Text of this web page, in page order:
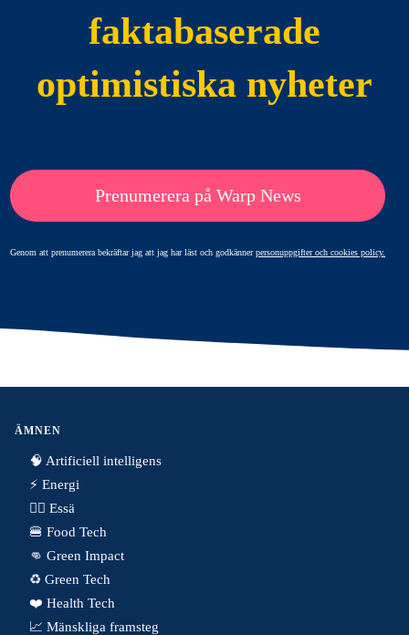
faktabaserade
optimistiska nyheter
Prenumerera på Warp News
Genom att prenumerera bekräftar jag att jag har läst och godkännerpersonuppgifter och cookies policy.
ÄMNEN
🧠 Artificiell intelligens
⚡️ Energi
✍🏼 Essä
🍔 Food Tech
👊 Green Impact
♻️ Green Tech
❤️ Health Tech
📈 Mänskliga framsteg